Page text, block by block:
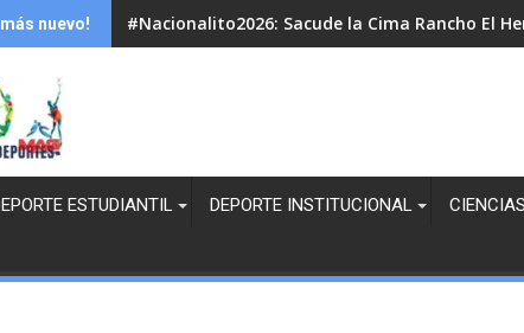
más nuevo! #Nacionalito2026: Sacude la Cima Rancho El
ESTUDIANTIL DEPORTE INSTITUCIONAL